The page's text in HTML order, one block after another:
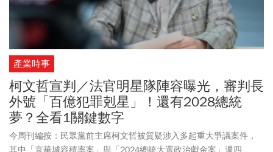
產業時事
柯文哲宣判／法官明星隊陣容曝光，審判長
外號「百億犯罪剋星」！還有2028總統
夢？全看1關鍵數字
今周刊編按：民眾黨前主席柯文哲被質疑涉入多起重大爭議案件，
其中「京華城容積率案」與「2024總統大選政治獻金案」週四